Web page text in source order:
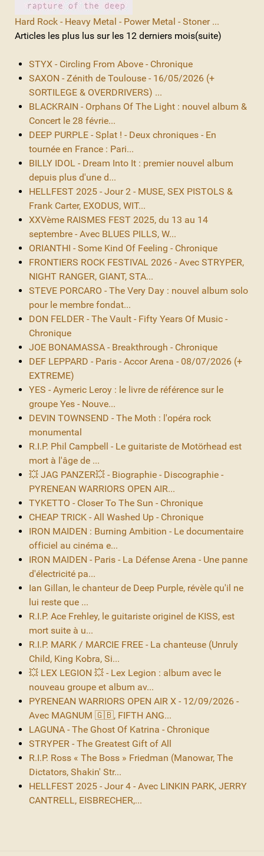
Hard Rock - Heavy Metal - Power Metal - Stoner ...
Articles les plus lus sur les 12 derniers mois(suite)
STYX - Circling From Above - Chronique
SAXON - Zénith de Toulouse - 16/05/2026 (+
SORTILEGE & OVERDRIVERS) ...
BLACKRAIN - Orphans Of The Light : nouvel album &
Concert le 28 févrie...
DEEP PURPLE - Splat ! - Deux chroniques - En
tournée en France : Pari...
BILLY IDOL - Dream Into It : premier nouvel album
depuis plus d'une d...
HELLFEST 2025 - Jour 2 - MUSE, SEX PISTOLS &
Frank Carter, EXODUS, WIT...
XXVème RAISMES FEST 2025, du 13 au 14
septembre - Avec BLUES PILLS, W...
ORIANTHI - Some Kind Of Feeling - Chronique
FRONTIERS ROCK FESTIVAL 2026 - Avec STRYPER,
NIGHT RANGER, GIANT, STA...
STEVE PORCARO - The Very Day : nouvel album solo
pour le membre fondat...
DON FELDER - The Vault - Fifty Years Of Music -
Chronique
JOE BONAMASSA - Breakthrough - Chronique
DEF LEPPARD - Paris - Accor Arena - 08/07/2026 (+
EXTREME)
YES - Aymeric Leroy : le livre de référence sur le
groupe Yes - Nouve...
DEVIN TOWNSEND - The Moth : l'opéra rock
monumental
R.I.P. Phil Campbell - Le guitariste de Motörhead est
mort à l'âge de ...
💥 JAG PANZER💥 - Biographie - Discographie -
PYRENEAN WARRIORS OPEN AIR...
TYKETTO - Closer To The Sun - Chronique
CHEAP TRICK - All Washed Up - Chronique
IRON MAIDEN : Burning Ambition - Le documentaire
officiel au cinéma e...
IRON MAIDEN - Paris - La Défense Arena - Une panne
d'électricité pa...
Ian Gillan, le chanteur de Deep Purple, révèle qu'il ne
lui reste que ...
R.I.P. Ace Frehley, le guitariste originel de KISS, est
mort suite à u...
R.I.P. MARK / MARCIE FREE - La chanteuse (Unruly
Child, King Kobra, Si...
💥 LEX LEGION 💥 - Lex Legion : album avec le
nouveau groupe et album av...
PYRENEAN WARRIORS OPEN AIR X - 12/09/2026 -
Avec MAGNUM 🇬🇧, FIFTH ANG...
LAGUNA - The Ghost Of Katrina - Chronique
STRYPER - The Greatest Gift of All
R.I.P. Ross « The Boss » Friedman (Manowar, The
Dictators, Shakin' Str...
HELLFEST 2025 - Jour 4 - Avec LINKIN PARK, JERRY
CANTRELL, EISBRECHER,...